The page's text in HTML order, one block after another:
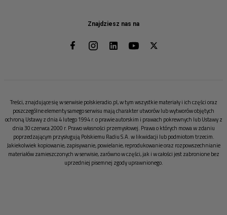
Znajdziesz nas na
Treści, znajdujące się w serwisie polskieradio.pl, w tym wszystkie materiały i ich części oraz
poszczególne elementy samego serwisu mają charakter utworów lub wytworów objętych
ochroną Ustawy z dnia 4 lutego 1994 r. o prawie autorskim i prawach pokrewnych lub Ustawy z
dnia 30 czerwca 2000 r. Prawo własności przemysłowej. Prawa o których mowa w zdaniu
poprzedzającym przysługują Polskiemu Radiu S.A. w likwidacji lub podmiotom trzecim.
Jakiekolwiek kopiowanie, zapisywanie, powielanie, reprodukowanie oraz rozpowszechnianie
materiałów zamieszczonych w serwisie, zarówno w części, jak i w całości jest zabronione bez
uprzedniej pisemnej zgody uprawnionego.